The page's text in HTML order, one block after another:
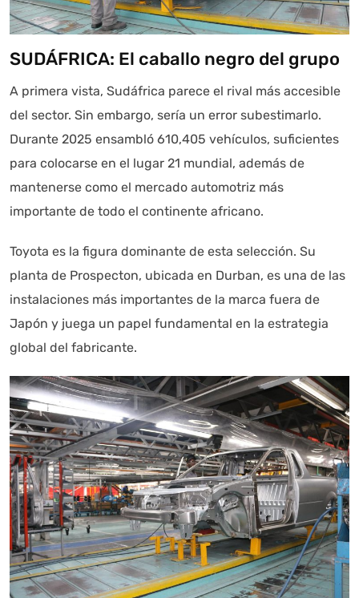
SUDÁFRICA: El caballo negro del grupo
A primera vista, Sudáfrica parece el rival más accesible
del sector. Sin embargo, sería un error subestimarlo.
Durante 2025 ensambló 610,405 vehículos, suficientes
para colocarse en el lugar 21 mundial, además de
mantenerse como el mercado automotriz más
importante de todo el continente africano.
Toyota es la figura dominante de esta selección. Su
planta de Prospecton, ubicada en Durban, es una de las
instalaciones más importantes de la marca fuera de
Japón y juega un papel fundamental en la estrategia
global del fabricante.